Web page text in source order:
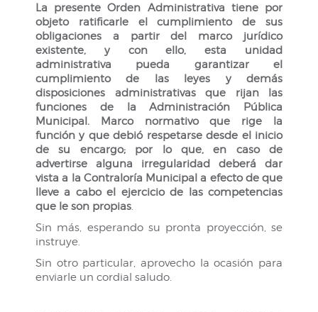
La presente Orden Administrativa tiene por
objeto ratificarle el cumplimiento de sus
obligaciones a partir del marco jurídico
existente, y con ello, esta unidad
administrativa pueda garantizar el
cumplimiento de las leyes y demás
disposiciones administrativas que rijan las
funciones de la Administración Pública
Municipal. Marco normativo que rige la
función y que debió respetarse desde el inicio
de su encargo; por lo que, en caso de
advertirse alguna irregularidad deberá dar
vista a la Contraloría Municipal a efecto de que
lleve a cabo el ejercicio de las competencias
que le son propias
Sin más, esperando su pronta proyección, se
instruye.
Sin otro particular, aprovecho la ocasión para
enviarle un cordial saludo.